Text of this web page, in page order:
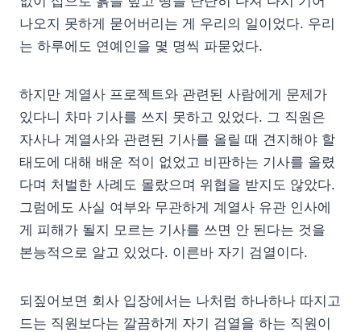
나오지 못하게 묻어버리는 게 우리의 일이었다. 우리
는 하루에도 연예인을 몇 명씩 파묻었다.
하지만 계열사 프로젝트와 관련된 사람에게 문제가
있다니 차마 기사를 쓰지 못하고 있었다. 그 직원은
자사나 계열사와 관련된 기사를 올릴 때 견지해야 할
태도에 대해 배운 적이 없었고 비판하는 기사를 올렸
다며 처벌한 사례도 몰랐으며 위협을 받지도 않았다.
그럼에도 사실 여부와 무관하게 계열사 유관 인사에
게 피해가 될지 모르는 기사를 쓰면 안 된다는 것을
본능적으로 알고 있었다. 이른바 자기 검열이다.
되짚어보면 회사 입장에서는 나처럼 하나하나 따지고
드는 직원보다는 깔끔하게 자기 검열을 하는 직원이